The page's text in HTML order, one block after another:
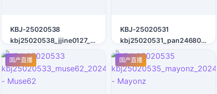
KBJ-25020538
kbj25020538_jjine0127_20241212
- Jjine0127
KBJ-25020531
- Pan24680
国产直播 国产直播